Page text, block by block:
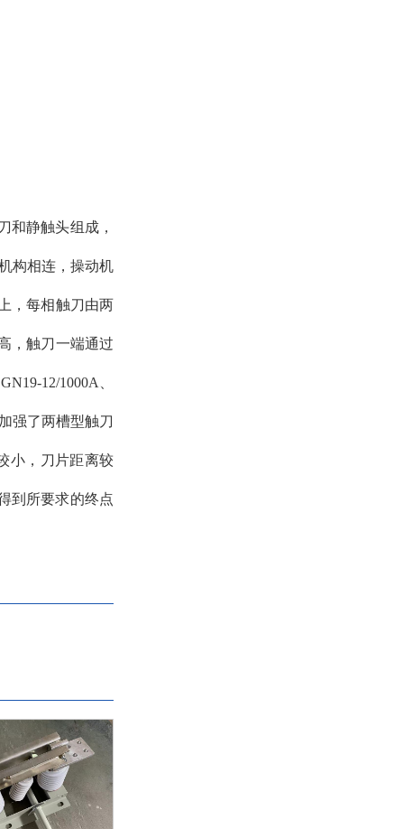
和静触头组成，
构相连，操动机
，每相触刀由两
，触刀一端通过
12/1000A、
强了两槽型触刀
小，刀片距离较
到所要求的终点